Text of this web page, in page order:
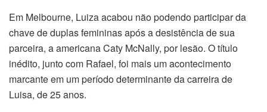
Em Melbourne, Luiza acabou não podendo participar da
chave de duplas femininas após a desistência de sua
parceira, a americana Caty McNally, por lesão. O título
inédito, junto com Rafael, foi mais um acontecimento
marcante em um período determinante da carreira de
Luisa, de 25 anos.